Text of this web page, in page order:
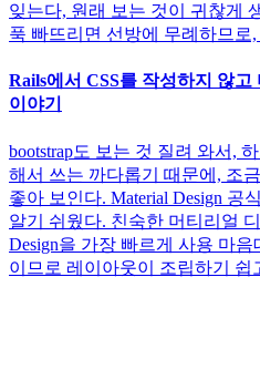
잊는다, 원래 보는 것이 귀찮게
푹 빠뜨리면 선방에 무례하므
Rails에서 CSS를 작성하지 않
이야기
bootstrap도 보는 것 질려 와서,
해서 쓰는 까다롭기 때문에, 조
좋아 보인다. Material Design 공
알기 쉬웠다. 친숙한 머티리얼
Design을 가장 빠르게 사용 마
이므로 레이아웃이 조립하기 쉽